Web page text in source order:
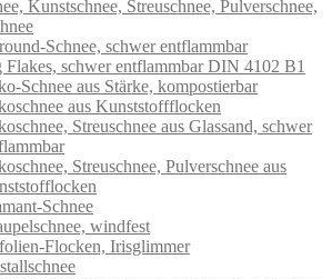
Kunstschnee, Streuschnee, Pulverschnee,
Schnee, schwer entflammbar
Flakes, schwer entflammbar DIN 4102 B1
Schnee aus Stärke, kompostierbar
aus Kunststoffflocken
Streuschnee aus Glassand, schwer
Streuschnee, Pulverschnee aus
Schnee
windfest
Flocken, Irisglimmer